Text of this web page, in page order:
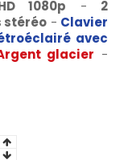
1080p - 2
stéréo - Clavier
avec
glacier -